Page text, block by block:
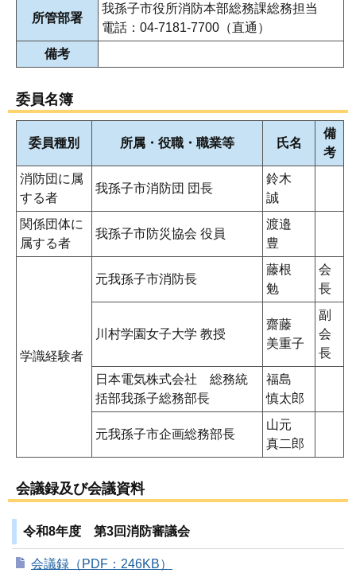
所管部署
我孫子市役所消防本部総務課総務担当
電話：04-7181-7700（直通）
備考
委員名簿
委員種別 所属・役職・職業等 氏名
備
考
消防団に属
する者
我孫子市消防団 団長
鈴木
誠
関係団体に
属する者
我孫子市防災協会 役員
渡邉
豊
学識経験者
元我孫子市消防長
藤根
勉
会
長
川村学園女子大学 教授
齋藤
美重子
副
会
長
日本電気株式会社 総務統
括部我孫子総務部長
福島
慎太郎
元我孫子市企画総務部長
山元
真二郎
会議録及び会議資料
令和8年度 第3回消防審議会
会議録（PDF：246KB）